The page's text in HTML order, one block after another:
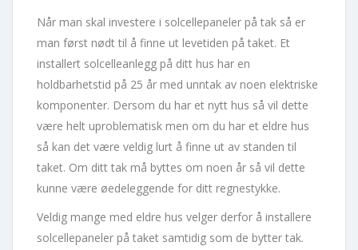
Når man skal investere i solcellepaneler på tak så er
man først nødt til å finne ut levetiden på taket. Et
installert solcelleanlegg på ditt hus har en
holdbarhetstid på 25 år med unntak av noen elektriske
komponenter. Dersom du har et nytt hus så vil dette
være helt uproblematisk men om du har et eldre hus
så kan det være veldig lurt å finne ut av standen til
taket. Om ditt tak må byttes om noen år så vil dette
kunne være øedeleggende for ditt regnestykke.
Veldig mange med eldre hus velger derfor å installere
solcellepaneler på taket samtidig som de bytter tak.